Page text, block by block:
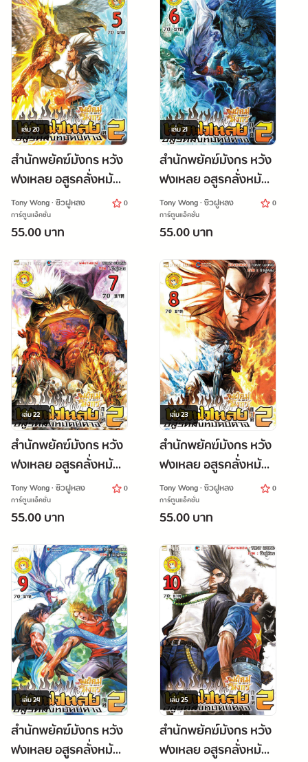
เล่ม20
สำนักพยัคฆ์มังกร หวัง
ฟงเหลย อสูรคลั่งหมัด
ปีศาจ ภาค 2 เล่ม 5
Tony Wong · ซิวฝูหลง 0
การ์ตูนแอ็คชั่น
55.00 บาท
เล่ม21
สำนักพยัคฆ์มังกร หวัง
ฟงเหลย อสูรคลั่งหมัด
ปีศาจ ภาค 2 เล่ม 6
Tony Wong · ซิวฝูหลง 0
การ์ตูนแอ็คชั่น
55.00 บาท
เล่ม22
สำนักพยัคฆ์มังกร หวัง
ฟงเหลย อสูรคลั่งหมัด
ปีศาจ ภาค 2 เล่ม 7
Tony Wong · ซิวฝูหลง 0
การ์ตูนแอ็คชั่น
55.00 บาท
เล่ม23
สำนักพยัคฆ์มังกร หวัง
ฟงเหลย อสูรคลั่งหมัด
ปีศาจ ภาค 2 เล่ม 8
Tony Wong · ซิวฝูหลง 0
การ์ตูนแอ็คชั่น
55.00 บาท
เล่ม24
สำนักพยัคฆ์มังกร หวัง
ฟงเหลย อสูรคลั่งหมัด
เล่ม25
สำนักพยัคฆ์มังกร หวัง
ฟงเหลย อสูรคลั่งหมัด